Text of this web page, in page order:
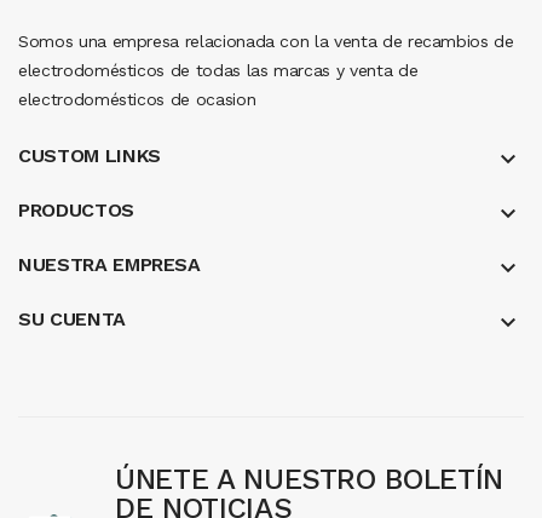
Somos una empresa relacionada con la venta de recambios de
electrodomésticos de todas las marcas y venta de
electrodomésticos de ocasion
CUSTOM LINKS keyboard_arrow_down
PRODUCTOS keyboard_arrow_down
NUESTRA EMPRESA keyboard_arrow_down
SU CUENTA 
ÚNETE A NUESTRO BOLETÍN
DE NOTICIAS